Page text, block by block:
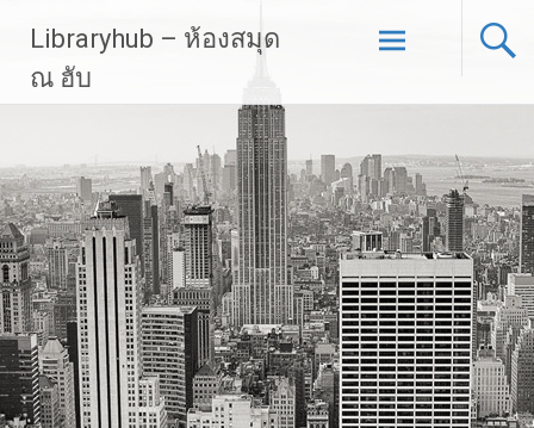
content
Libraryhub – ห้องสมุด
ณ ฮับ